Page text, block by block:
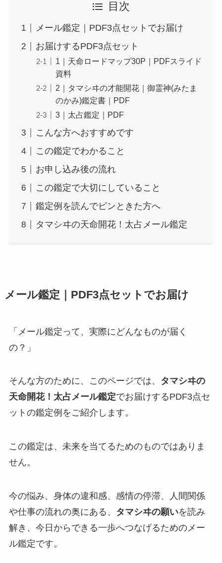
目次
メール鑑定｜PDF3点セットでお届け
お届けするPDF3点セット
1｜天命ロードマップ30P｜PDFスライド
資料
2｜タマシヰの才能開花｜御霊神(みたま
のかみ)鑑定書｜PDF
3｜太占鑑定｜PDF
こんな方へおすすめです
この鑑定でわかること
お申し込み後の流れ
この鑑定で大切にしていること
鑑定例を読んでピンときた方へ
タマシヰの天命開花！太占メール鑑定
メール鑑定｜PDF3点セットでお届け
「メール鑑定って、実際にどんなものが届く
の？」
そんな方のために、このページでは、
タマシヰの
天命開花！太占メール鑑定でお届けするPDF3点セ
ットの鑑定例をご紹介します。
この鑑定は、未来を当てるためのものではありま
せん。
今の悩み、身体の違和感、感情の停滞、人間関係
や仕事の流れの奥にある、
タマシヰの願いを読み
解き、今日からできる一歩へつなげるためのメー
ル鑑定です。